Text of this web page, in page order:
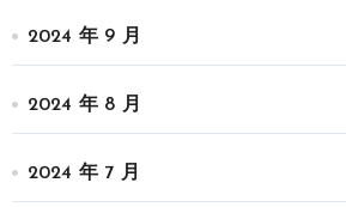
2024 年 9 月
2024 年 8 月
2024 年 7 月